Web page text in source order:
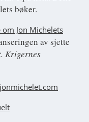
bøker.
Jon Michelets
av sjette
Krigernes